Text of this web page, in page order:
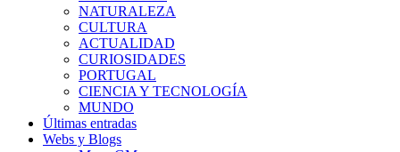
NATURALEZA
CULTURA
ACTUALIDAD
CURIOSIDADES
PORTUGAL
CIENCIA Y TECNOLOGÍA
MUNDO
Últimas entradas
Webs y Blogs